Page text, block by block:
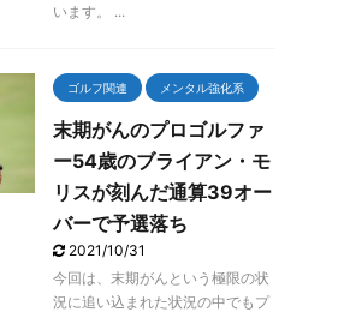
います。 ...
ゴルフ関連 メンタル強化系
末期がんのプロゴルファ
ー54歳のブライアン・モ
リスが刻んだ通算39オー
バーで予選落ち
2021/10/31
今回は、末期がんという極限の状
況に追い込まれた状況の中でもプ